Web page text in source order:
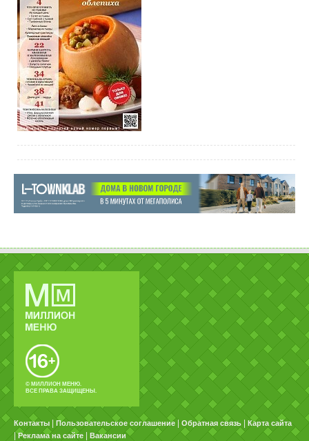
© МИЛЛИОН МЕНЮ.
ВСЕ ПРАВА ЗАЩИЩЕНЫ.
Контакты Пользовательское соглашение Обратная связь Карта сайта
|Реклама на сайте Вакансии